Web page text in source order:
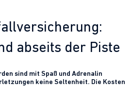
abseits der Piste
sind mit Spaß und Adrenalin
keine Seltenheit. Die Kosten